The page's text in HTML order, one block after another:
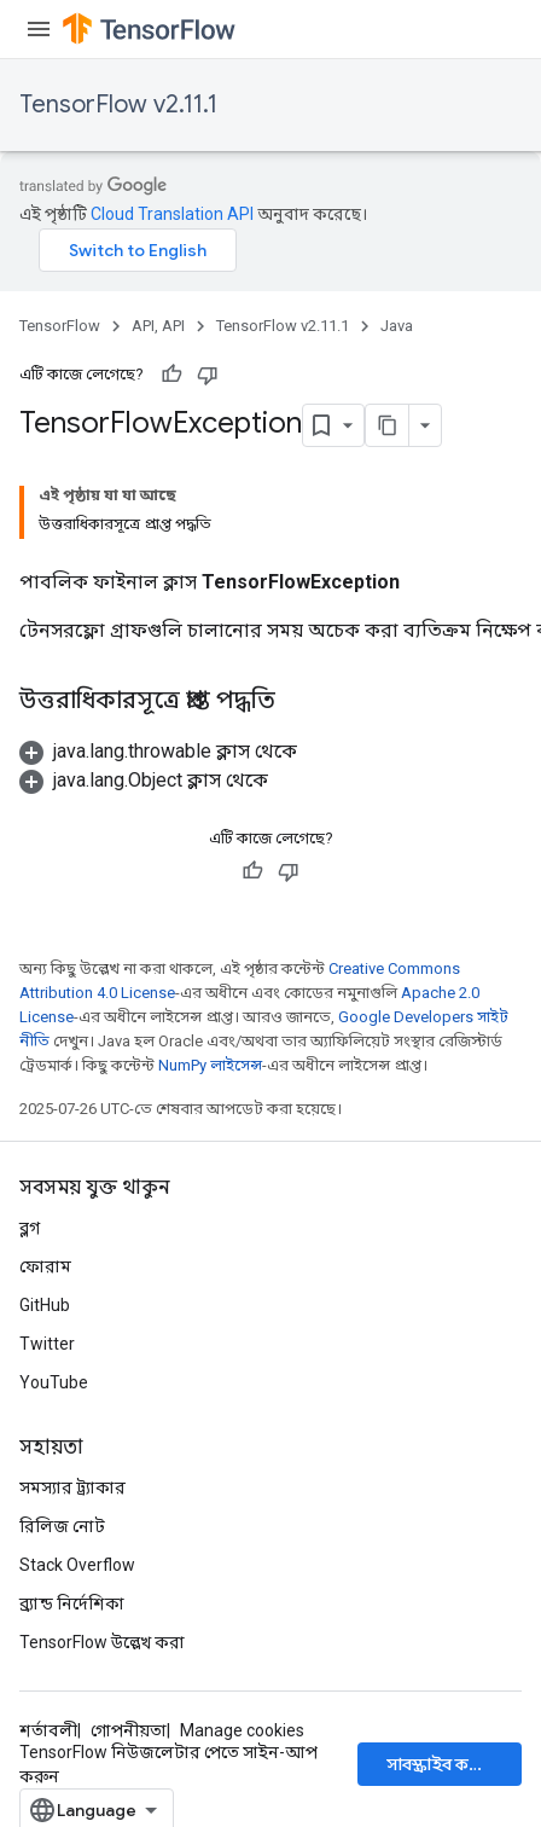
TensorFlow v2.11.1
এই পৃষ্ঠাটিCloud Translation API অনুবাদ করেছে।
TensorFlow API, API TensorFlow v2.11.1 Java
এটি কাজে লেগেছে?
TensorFlowException
এই পৃষ্ঠায় যা যা আছে
উত্তরাধিকারসূত্রে প্রাপ্ত পদ্ধতি
পাবলিক ফাইনাল ক্লাস TensorFlowException
টেনসরফ্লো গ্রাফগুলি চালানোর সময় অচেক করা ব্যতিক্রম নিক্ষেপ
উত্তরাধিকারসূত্রে প্রাপ্ত পদ্ধতি
java.lang.throwable ক্লাস থেকে
java.lang.Object ক্লাস থেকে
এটি কাজে লেগেছে?
অন্য কিছু উল্লেখ না করা থাকলে, এই পৃষ্ঠার কন্টেন্ট Creative Commons
Attribution 4.0 License-এর অধীনে এবং কোডের নমুনাগুলিApache 2.0
License-এর অধীনে লাইসেন্স প্রাপ্ত। আরও জানতে, Google Developers সাইট
নীতি দেখুন। Java হল Oracle এবং/অথবা তার অ্যাফিলিয়েট সংস্থার রেজিস্টার্ড
ট্রেডমার্ক। কিছু কন্টেন্ট NumPy লাইসেন্স-এর অধীনে লাইসেন্স প্রাপ্ত।
2025-07-26 UTC-তে শেষবার আপডেট করা হয়েছে।
সবসময় যুক্ত থাকুন
ব্লগ
ফোরাম
GitHub
Twitter
YouTube
সহায়তা
সমস্যার ট্র্যাকার
রিলিজ নোট
Stack Overflow
ব্র্যান্ড নির্দেশিকা
TensorFlow উল্লেখ করা
শর্তাবলী গোপনীয়তা
Manage cookies
TensorFlow নিউজলেটার পেতে সাইন-আপ
করুন
সাবস্ক্রাইব করুন